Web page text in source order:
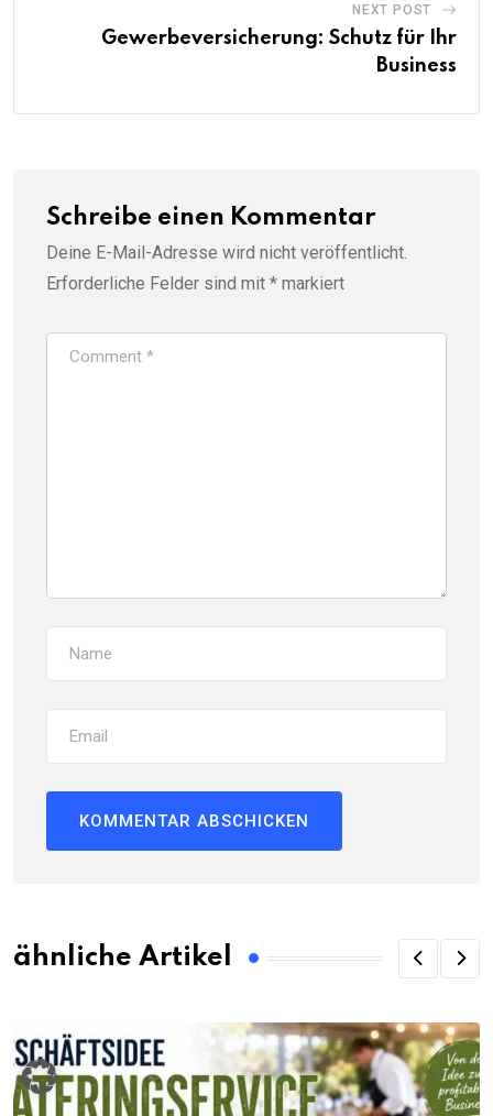
NEXT POST
Gewerbeversicherung: Schutz für Ihr
Business
Schreibe einen Kommentar
Deine E-Mail-Adresse wird nicht veröffentlicht.
Erforderliche Felder sind mit * markiert
ähnliche Artikel